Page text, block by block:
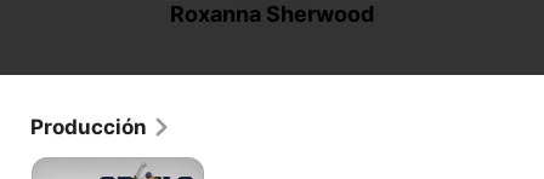
Roxanna Sherwood
Producción
Grails: